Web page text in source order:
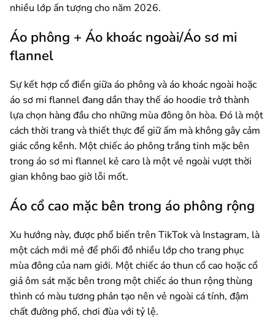
nhiều lớp ấn tượng cho năm 2026.
Áo phông + Áo khoác ngoài/Áo sơ mi
flannel
Sự kết hợp cổ điển giữa áo phông và áo khoác ngoài hoặc
áo sơ mi flannel đang dần thay thế áo hoodie trở thành
lựa chọn hàng đầu cho những mùa đông ôn hòa. Đó là một
cách thời trang và thiết thực để giữ ấm mà không gây cảm
giác cồng kềnh. Một chiếc áo phông trắng tinh mặc bên
trong áo sơ mi flannel kẻ caro là một vẻ ngoài vượt thời
gian không bao giờ lỗi mốt.
Áo cổ cao mặc bên trong áo phông rộng
Xu hướng này, được phổ biến trên TikTok và Instagram, là
một cách mới mẻ để phối đồ nhiều lớp cho trang phục
mùa đông của nam giới. Một chiếc áo thun cổ cao hoặc cổ
giả ôm sát mặc bên trong một chiếc áo thun rộng thùng
thình có màu tương phản tạo nên vẻ ngoài cá tính, đậm
chất đường phố, chơi đùa với tỷ lệ.